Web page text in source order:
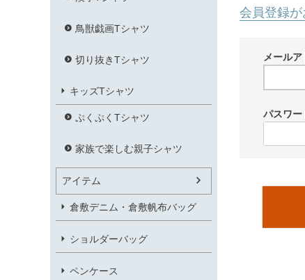
鳥獣戯画Tシャツ
切り抜きTシャツ
キッズTシャツ
ぷくぷくTシャツ
家族で楽しむ親子シャツ
アイテム
倉敷デニム・倉敷帆布バッグ
ショルダーバッグ
ペンケース
会員登録
メールア
パスワー